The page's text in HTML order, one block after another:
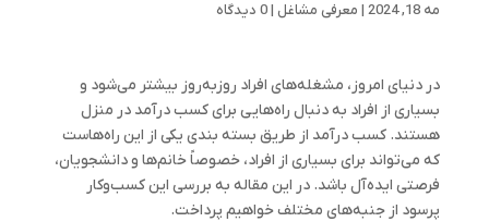
مه 18, 2024 | معرفی مشاغل|0 دیدگاه
در دنیای امروز، مشغله‌های افراد روزبه‌روز بیشتر می‌شود و
بسیاری از افراد به دنبال راه‌هایی برای کسب درآمد در منزل
هستند. کسب درآمد از طریق بسته بندی یکی از این راه‌هاست
که می‌تواند برای بسیاری از افراد، خصوصاً خانم‌ها و دانشجویان،
فرصتی ایده‌آل باشد. در این مقاله به بررسی این کسب‌وکار
پرسود از جنبه‌های مختلف خواهیم پرداخت.